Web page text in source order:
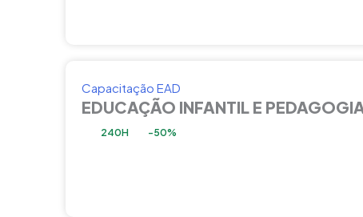
Capacitação EAD
EDUCAÇÃO INFANTIL E
240H -50%